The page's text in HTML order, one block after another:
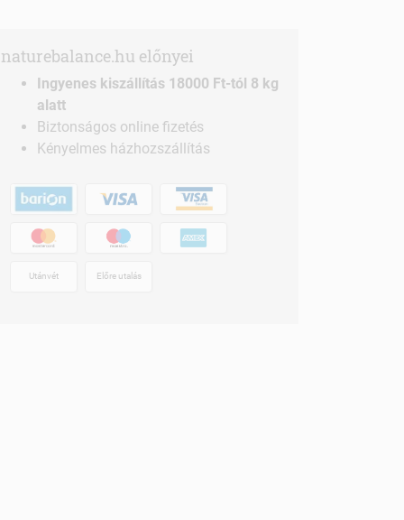
naturebalance.hu előnyei
Ingyenes kiszállítás 18000 Ft-tól 8 kg
alatt
Biztonságos online fizetés
Kényelmes házhozszállítás
Utánvét Előre utalás